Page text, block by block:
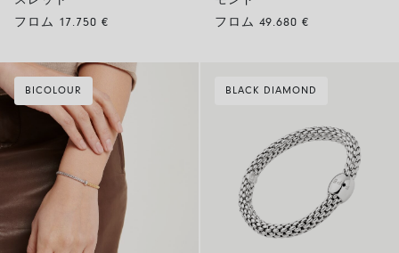
フロム 17.750 €
フロム 49.680 €
BICOLOUR BLACK DIAMOND